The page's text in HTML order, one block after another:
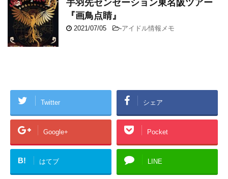
手羽先センセーション東名阪ツアー
『画鳥点睛』
2021/07/05 -アイドル情報メモ
Twitter シェア
Google+ Pocket
B! はてブ LINE